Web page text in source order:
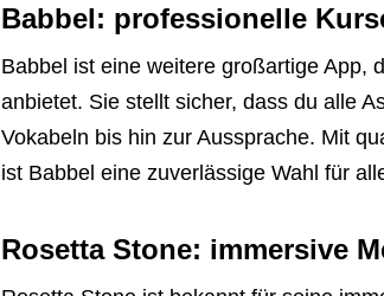
Babbel: professionelle
Babbel ist eine weitere großartige App,
anbietet. Sie stellt sicher, dass du alle
Vokabeln bis hin zur Aussprache. Mit
ist Babbel eine zuverlässige Wahl für
Rosetta Stone: immersive